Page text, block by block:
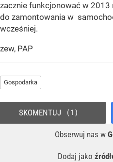
zacznie funkcjonować w 2013
do zamontowania w
wcześniej.
zew, PAP
Gospodarka
Obserwuj nas w
Dodaj jako
SKOMENTUJ 1